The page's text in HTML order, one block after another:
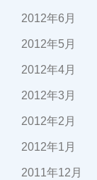
2012年6月
2012年5月
2012年4月
2012年3月
2012年2月
2012年1月
2011年12月